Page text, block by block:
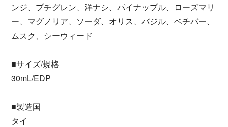
ンジ、プチグレン、洋ナシ、パイナップル、ローズマリ
ー、マグノリア、ソーダ、オリス、バジル、ベチバー、
ムスク、シーウィード
■サイズ/規格
30mL/EDP
■製造国
タイ